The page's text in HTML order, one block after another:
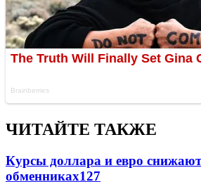
ЧИТАЙТЕ ТАКЖЕ
Курсы доллара и евро
обменниках127